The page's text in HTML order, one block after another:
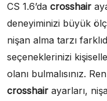
CS 1.6’da crosshair
deneyiminizi büyük
nişan alma tarzı
seçeneklerinizi
olanı bulmalısınız.
crosshair ayarları,